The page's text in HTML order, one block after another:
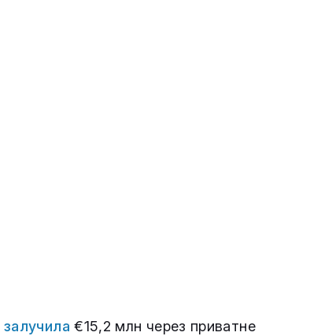
залучила €15,2 млн через приватне